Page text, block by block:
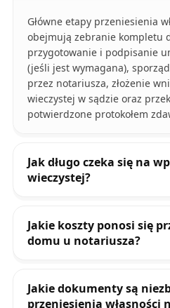
Główne etapy przeniesienia
obejmują zebranie kompletu
przygotowanie i podpisanie
(jeśli jest wymagana),
przez notariusza, złożenie
wieczystej w sądzie oraz
potwierdzone protokołem
Jak długo czeka się na
wieczystej?
Jakie koszty ponosi się
domu u notariusza?
Jakie dokumenty są
przeniesienia własności